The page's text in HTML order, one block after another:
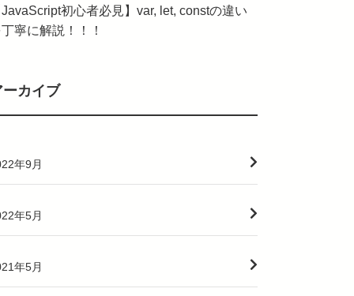
JavaScript初心者必見】var, let, constの違い
丁寧に解説！！！
ーカイブ
年9月
年5月
年5月